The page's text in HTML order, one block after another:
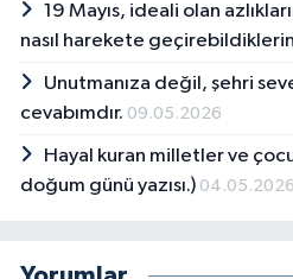
19 Mayıs, ideali olan
nasıl harekete
Unutmanıza değil, şehri
cevabımdır. 09.05.2026
Hayal kuran milletler ve
doğum günü yazısı.) 04.05.2026